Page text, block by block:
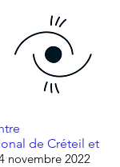
de Créteil et
novembre 2022